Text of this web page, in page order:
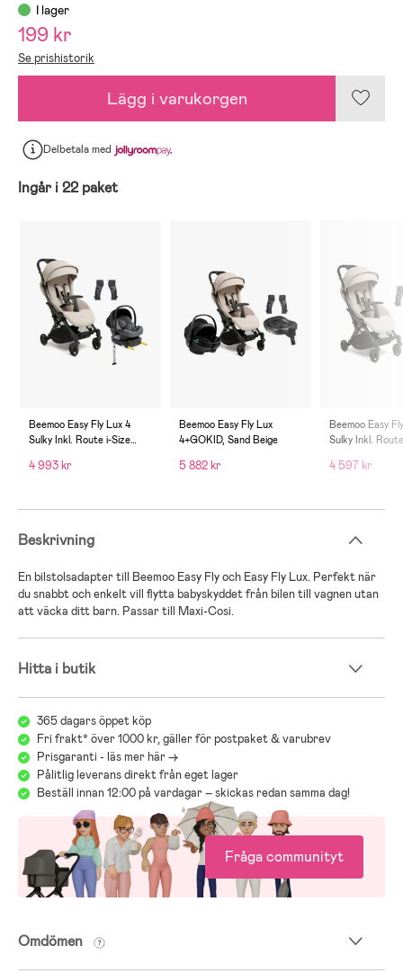
I lager
199 kr
Se prishistorik
Lägg i varukorgen
Delbetalamed
Ingår i 22 paket
Beemoo Easy Fly Lux 4
Sulky Inkl. Route i-Size
Beige/Mineral Grey
4 993 kr
Beemoo Easy Fly Lux
4+GOKID, Sand Beige
5 882 kr
Beemoo Easy
Sulky Inkl.
Beige/Mineral
4 597 kr
Beskrivning
En bilstolsadapter till Beemoo Easy Fly och Easy Fly Lux. Perfekt när
du snabbt och enkelt vill flytta babyskyddet från bilen till vagnen utan
att väcka ditt barn. Passar till Maxi-Cosi.
Hitta i butik
365 dagars öppet köp
Fri frakt* över 1000 kr, gäller för postpaket & varubrev
Prisgaranti - läs mer här ->
Pålitlig leverans direkt från eget lager
Beställ innan 12:00 på vardagar – skickas redan samma dag!
Fråga communityt
Omdömen